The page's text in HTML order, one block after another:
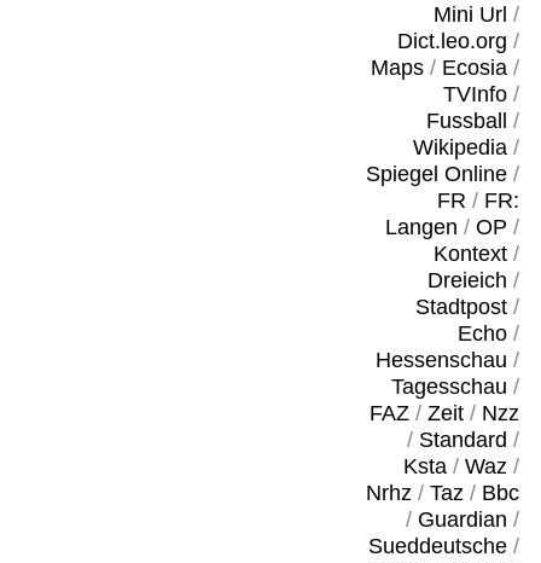
Mini Url /
Dict.leo.org /
Maps/ Ecosia/
TVInfo/
Fussball
/
Wikipedia/
Spiegel Online/
FR / FR:
Langen / OP /
Kontext/
Dreieich /
Stadtpost/
Echo/
Hessenschau /
Tagesschau /
FAZ/ Zeit/ Nzz
/ Standard /
Ksta/ Waz/
Nrhz/ Taz/ Bbc
/ Guardian /
Sueddeutsche/